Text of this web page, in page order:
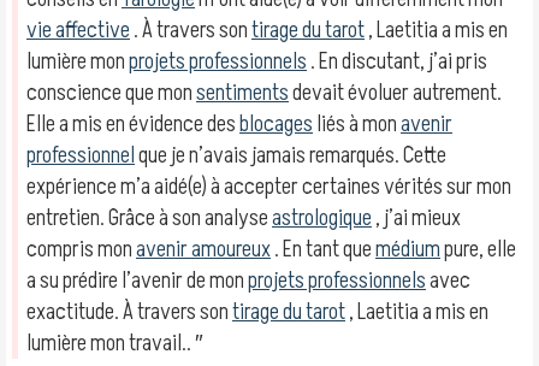
vie affective. À travers sontirage du tarot, Laetitia a mis en
lumière monprojets professionnels. En discutant, j’ai pris
conscience que monsentimentsdevait évoluer autrement.
Elle a mis en évidence desblocagesliés à monavenir
professionnelque je n’avais jamais remarqués. Cette
expérience m’a aidé(e) à accepter certaines vérités sur mon
entretien. Grâce à son analyseastrologique, j’ai mieux
compris monavenir amoureux. En tant quemédiumpure, elle
a su prédire l’avenir de monprojets professionnelsavec
exactitude. À travers sontirage du tarot, Laetitia a mis en
lumière mon travail.. ″